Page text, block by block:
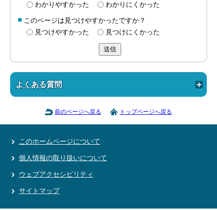
わかりやすかった
わかりにくかった
このページは見つけやすかったですか？
見つけやすかった
見つけにくかった
送信
よくある質問
前のページへ戻る トップページへ戻る
このホームページについて
個人情報の取り扱いについて
ウェブアクセシビリティ
サイトマップ